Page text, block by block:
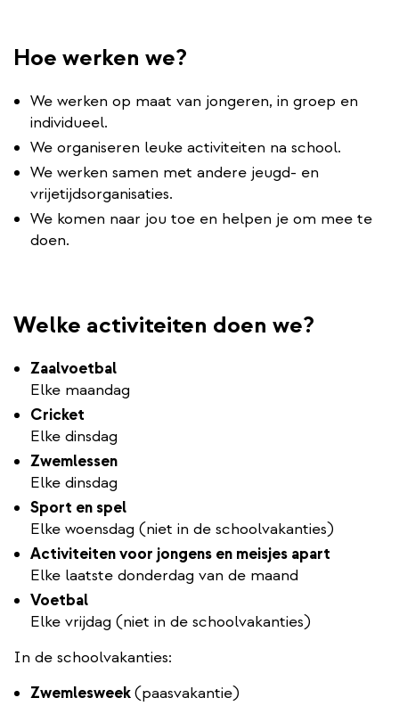
Hoe werken we?
We werken op maat van jongeren, in groep en
individueel.
We organiseren leuke activiteiten na school.
We werken samen met andere jeugd- en
vrijetijdsorganisaties.
We komen naar jou toe en helpen je om mee te
doen.
Welke activiteiten doen we?
Zaalvoetbal
Elke maandag
Cricket
Elke dinsdag
Zwemlessen
Elke dinsdag
Sport en spel
Elke woensdag (niet in de schoolvakanties)
Activiteiten voor jongens en meisjes apart
Elke laatste donderdag van de maand
Voetbal
Elke vrijdag (niet in de schoolvakanties)
In de schoolvakanties:
Zwemlesweek(paasvakantie)